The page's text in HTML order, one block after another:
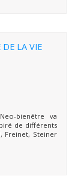
LA VIE
bienêtre va
de différents
Freinet, Steiner